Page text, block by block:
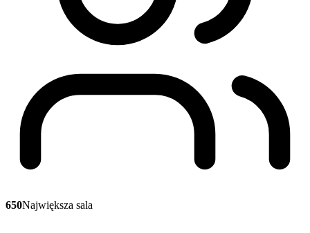
650Największa sala